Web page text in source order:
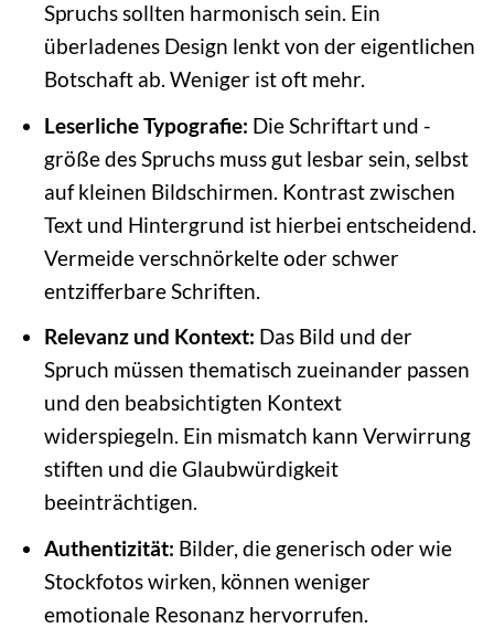
Spruchs sollten harmonisch sein. Ein
überladenes Design lenkt von der eigentlichen
Botschaft ab. Weniger ist oft mehr.
Leserliche Typografie: Die Schriftart und -
größe des Spruchs muss gut lesbar sein, selbst
auf kleinen Bildschirmen. Kontrast zwischen
Text und Hintergrund ist hierbei entscheidend.
Vermeide verschnörkelte oder schwer
entzifferbare Schriften.
Relevanz und Kontext: Das Bild und der
Spruch müssen thematisch zueinander passen
und den beabsichtigten Kontext
widerspiegeln. Ein mismatch kann Verwirrung
stiften und die Glaubwürdigkeit
beeinträchtigen.
Authentizität: Bilder, die generisch oder wie
Stockfotos wirken, können weniger
emotionale Resonanz hervorrufen.